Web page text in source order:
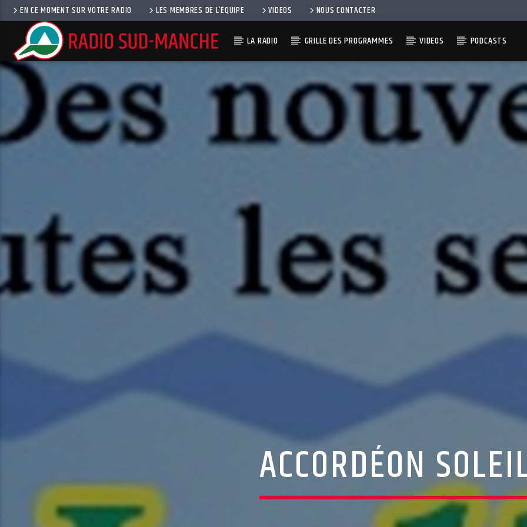
EN CE MOMENT SUR VOTRE RADIO LES MEMBRES DE L’ÉQUIPE VIDEOS NOUS CONTACTER
LA RADIO GRILLE DES PROGRAMMES VIDEOS PODCASTS
ACCORDÉON